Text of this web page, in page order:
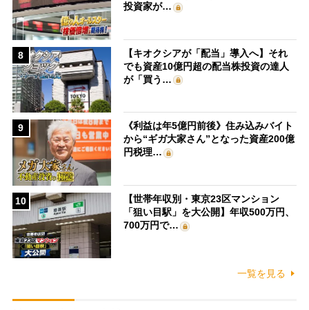
投資家が…
8
【キオクシアが「配当」導入へ】それ
でも資産10億円超の配当株投資の達人
が「買う…
9
《利益は年5億円前後》住み込みバイト
から“ギガ大家さん”となった資産200億
円税理…
10
【世帯年収別・東京23区マンション
「狙い目駅」を大公開】年収500万円、
700万円で…
一覧を見る